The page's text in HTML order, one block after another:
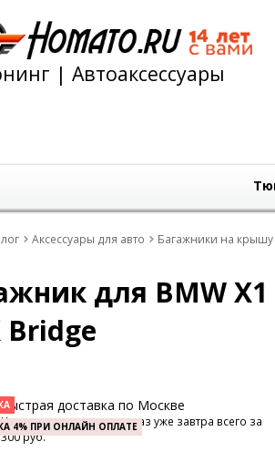
| Автоаксессуары
Аксессуары для авто Багажники на крышу
для BMW
Bridge
4% ПРИ ОНЛАЙН ОПЛАТЕ
Быстрая доставка по Москве
Наш курьер доставит заказ уже завтра всего за
300 руб.